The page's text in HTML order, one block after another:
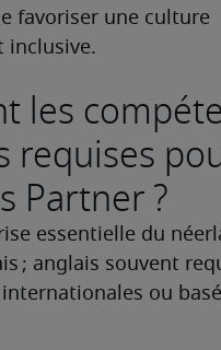
favoriser une culture
inclusive.
les
requises
Partner ?
essentielle du
; anglais souvent
ou